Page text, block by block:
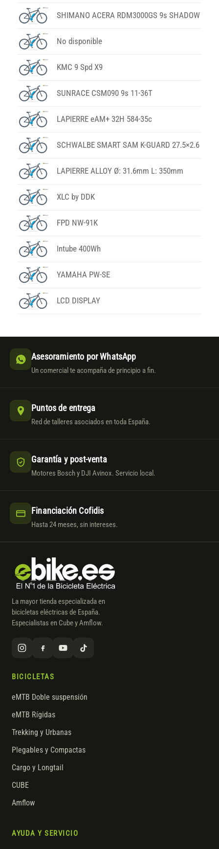
SHIMANO ACERA RDM3000GS 9s SHADOW
No disponible
KMC 9 Spd X9
SUNRACE CSM090 9s 11-36T
LAPIERRE eAM+ 32H 584-35c
SCHWALBE SMART SAM K-GUARD 27.5×2.6
LAPIERRE ALLOY Ø: 31.6mm L: 350mm
XLC by DDK
FPD NW-91K
Intube 400Wh
YAMAHA PW-SE
LCD DISPLAY
Asesoramiento por WhatsApp
Un comercial te acompaña de principio a fin.
Puntos de entrega
Red de talleres asociados en toda España.
Garantía y post-venta
Motores Bosch y DJI Avinox. Servicio local.
Financiación Cofidis
Hasta 24 meses, sin intereses.
La mayor tienda especializada en
bicicletas eléctricas de España.
Especialistas en Cube y Amflow.
BICICLETAS
eMTB Doble suspensión
eMTB Rígidas
Trekking y Urbanas
Plegables y Compactas
Cargo y Longtail
CUBE
Amflow
AYUDA Y SERVICIO